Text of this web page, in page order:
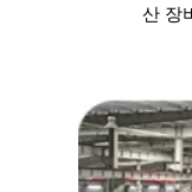
산 장